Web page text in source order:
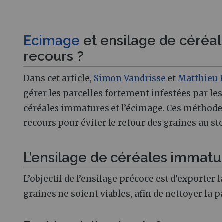
Ecimage et ensilage de
recours ?
Dans cet article, Simon Vandrisse etMatthieu
gérer les parcelles fortement infestées par
céréales immatures et l’écimage. Ces
recours pour éviter le retour des graines au
L’ensilage de céréales
L’objectif de l’ensilage précoce est
graines ne soient viables, afin de nettoyer la